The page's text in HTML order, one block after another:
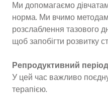
Ми допомагаємо
норма. Ми вчимо
розслаблення тазового
щоб запобігти розвитку
Репродуктивний
У цей час важливо
терапією.